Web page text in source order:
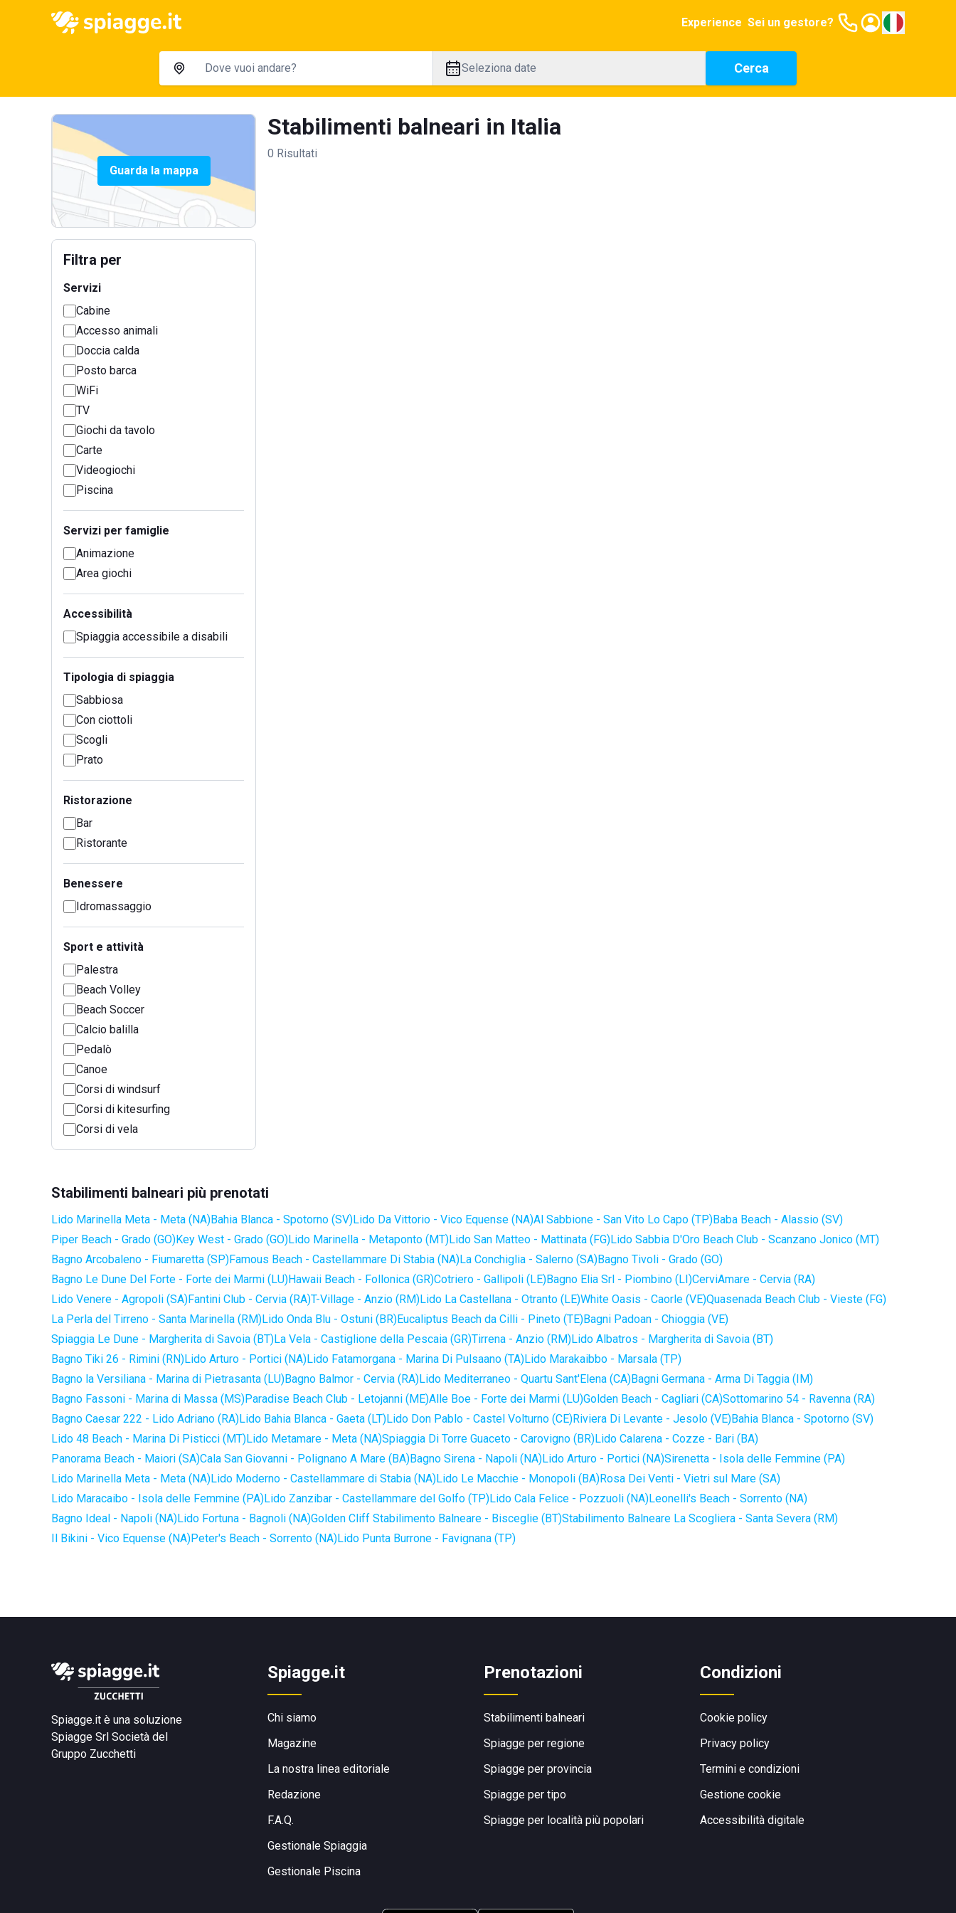
Experience Sei un gestore?
Seleziona date Cerca
Guarda la mappa
Filtra per
Servizi
Cabine
Accesso animali
Doccia calda
Posto barca
WiFi
TV
Giochi da tavolo
Carte
Videogiochi
Piscina
Servizi per famiglie
Animazione
Area giochi
Accessibilità
Spiaggia accessibile a disabili
Tipologia di spiaggia
Sabbiosa
Con ciottoli
Scogli
Prato
Ristorazione
Bar
Ristorante
Benessere
Idromassaggio
Sport e attività
Palestra
Beach Volley
Beach Soccer
Calcio balilla
Pedalò
Canoe
Corsi di windsurf
Corsi di kitesurfing
Corsi di vela
Stabilimenti balneari in Italia
0 Risultati
Stabilimenti balneari più prenotati
Lido Marinella Meta - Meta (NA)Bahia Blanca - Spotorno (SV)Lido Da Vittorio - Vico Equense (NA)Al Sabbione - San Vito Lo Capo (TP)Baba Beach - Alassio (SV)
Piper Beach - Grado (GO)Key West - Grado (GO)Lido Marinella - Metaponto (MT)Lido San Matteo - Mattinata (FG)Lido Sabbia D'Oro Beach Club - Scanzano Jonico (MT)
Bagno Arcobaleno - Fiumaretta (SP)Famous Beach - Castellammare Di Stabia (NA)La Conchiglia - Salerno (SA)Bagno Tivoli - Grado (GO)
Bagno Le Dune Del Forte - Forte dei Marmi (LU)Hawaii Beach - Follonica (GR)Cotriero - Gallipoli (LE)Bagno Elia Srl - Piombino (LI)CerviAmare - Cervia (RA)
Lido Venere - Agropoli (SA)Fantini Club - Cervia (RA)T-Village - Anzio (RM)Lido La Castellana - Otranto (LE)White Oasis - Caorle (VE)Quasenada Beach Club - Vieste (FG)
La Perla del Tirreno - Santa Marinella (RM)Lido Onda Blu - Ostuni (BR)Eucaliptus Beach da Cilli - Pineto (TE)Bagni Padoan - Chioggia (VE)
Spiaggia Le Dune - Margherita di Savoia (BT)La Vela - Castiglione della Pescaia (GR)Tirrena - Anzio (RM)Lido Albatros - Margherita di Savoia (BT)
Bagno Tiki 26 - Rimini (RN)Lido Arturo - Portici (NA)Lido Fatamorgana - Marina Di Pulsaano (TA)Lido Marakaibbo - Marsala (TP)
Bagno la Versiliana - Marina di Pietrasanta (LU)Bagno Balmor - Cervia (RA)Lido Mediterraneo - Quartu Sant'Elena (CA)Bagni Germana - Arma Di Taggia (IM)
Bagno Fassoni - Marina di Massa (MS)Paradise Beach Club - Letojanni (ME)Alle Boe - Forte dei Marmi (LU)Golden Beach - Cagliari (CA)Sottomarino 54 - Ravenna (RA)
Bagno Caesar 222 - Lido Adriano (RA)Lido Bahia Blanca - Gaeta (LT)Lido Don Pablo - Castel Volturno (CE)Riviera Di Levante - Jesolo (VE)Bahia Blanca - Spotorno (SV)
Lido 48 Beach - Marina Di Pisticci (MT)Lido Metamare - Meta (NA)Spiaggia Di Torre Guaceto - Carovigno (BR)Lido Calarena - Cozze - Bari (BA)
Panorama Beach - Maiori (SA)Cala San Giovanni - Polignano A Mare (BA)Bagno Sirena - Napoli (NA)Lido Arturo - Portici (NA)Sirenetta - Isola delle Femmine (PA)
Lido Marinella Meta - Meta (NA)Lido Moderno - Castellammare di Stabia (NA)Lido Le Macchie - Monopoli (BA)Rosa Dei Venti - Vietri sul Mare (SA)
Lido Maracaibo - Isola delle Femmine (PA)Lido Zanzibar - Castellammare del Golfo (TP)Lido Cala Felice - Pozzuoli (NA)Leonelli's Beach - Sorrento (NA)
Bagno Ideal - Napoli (NA)Lido Fortuna - Bagnoli (NA)Golden Cliff Stabilimento Balneare - Bisceglie (BT)Stabilimento Balneare La Scogliera - Santa Severa (RM)
Il Bikini - Vico Equense (NA)Peter's Beach - Sorrento (NA)Lido Punta Burrone - Favignana (TP)
Spiagge.it è una soluzione
Spiagge Srl Società del
Gruppo Zucchetti
Spiagge.it
Chi siamo
Magazine
La nostra linea editoriale
Redazione
F.A.Q.
Gestionale Spiaggia
Gestionale Piscina
Prenotazioni
Stabilimenti balneari
Spiagge per regione
Spiagge per provincia
Spiagge per tipo
Spiagge per località più popolari
Condizioni
Cookie policy
Privacy policy
Termini e condizioni
Gestione cookie
Accessibilità digitale